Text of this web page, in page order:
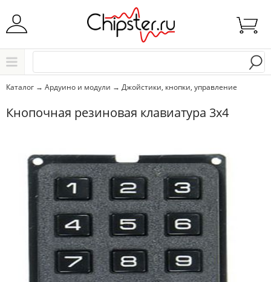
Начните водить название города..
Каталог → Ардуино и модули → Джойстики, кнопки, управление
Кнопочная резиновая клавиатура 3х4